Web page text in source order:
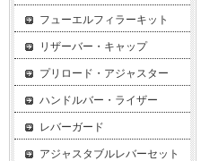
フューエルフィラーキット
リザーバー・キャップ
プリロード・アジャスター
ハンドルバー・ライザー
レバーガード
アジャスタブルレバーセット